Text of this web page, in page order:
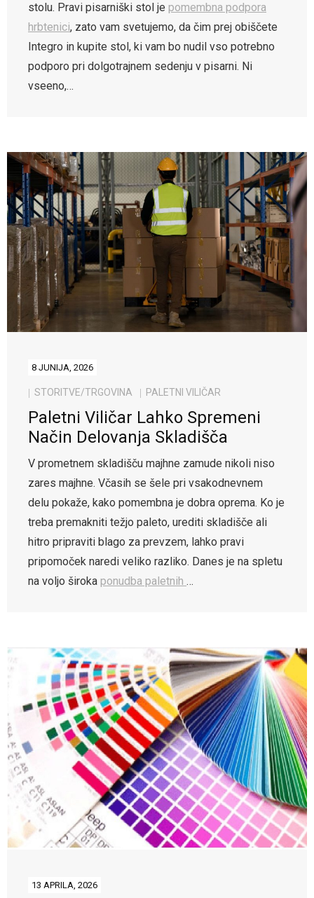
stolu. Pravi pisarniški stol je pomembna podpora
hrbtenici, zato vam svetujemo, da čim prej obiščete
Integro in kupite stol, ki vam bo nudil vso potrebno
podporo pri dolgotrajnem sedenju v pisarni. Ni
vseeno,…
8 JUNIJA, 2026
STORITVE/TRGOVINA PALETNI VILIČAR
Paletni Viličar Lahko Spremeni
Način Delovanja Skladišča
V prometnem skladišču majhne zamude nikoli niso
zares majhne. Včasih se šele pri vsakodnevnem
delu pokaže, kako pomembna je dobra oprema. Ko je
treba premakniti težjo paleto, urediti skladišče ali
hitro pripraviti blago za prevzem, lahko pravi
pripomoček naredi veliko razliko. Danes je na spletu
na voljo široka ponudba paletnih …
13 APRILA, 2026